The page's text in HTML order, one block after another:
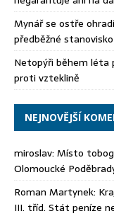
Mynář se ostře
předběžné
Netopýři během léta
proti vzteklině
NEJNOVĚJŠÍ
miroslav: Místo
Olomoucké
Roman Martynek:
III. tříd. Stát peníze